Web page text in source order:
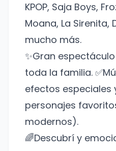
KPOP, Saja Boys,
Moana, La Sirenita,
mucho más.
✨Gran
toda la familia.
efectos especiales
personajes
modernos).
🌈Descubrí y